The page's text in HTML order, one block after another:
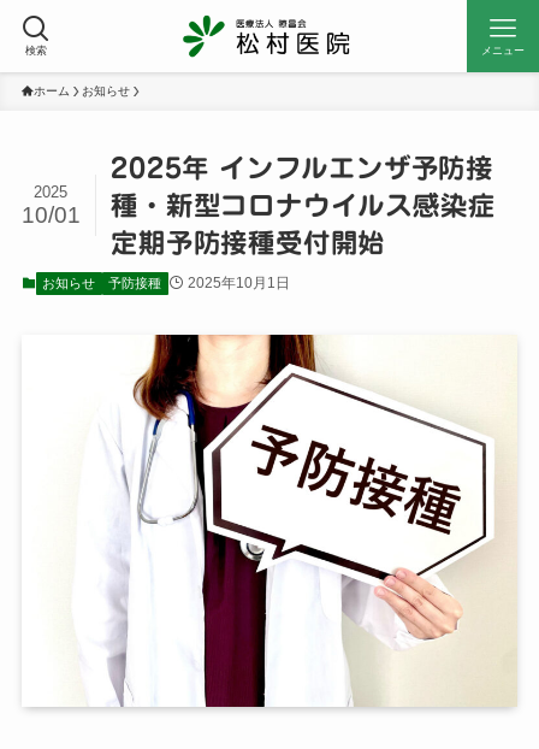
検索 メニュー
ホーム お知らせ
2025年 インフルエンザ予防接
種・新型コロナウイルス感染症
定期予防接種受付開始
2025
10/01
お知らせ 予防接種 2025年10月1日